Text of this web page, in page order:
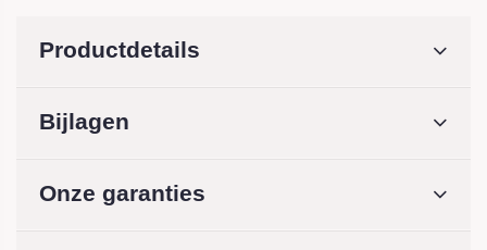
Productdetails
Bijlagen
Onze garanties